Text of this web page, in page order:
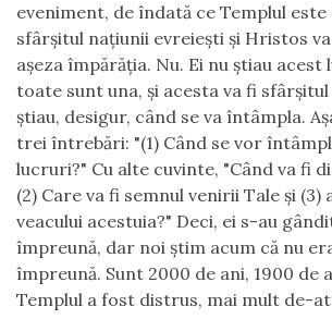
eveniment, de îndată ce Templul
sfârşitul naţiunii evreieşti şi Hristos va
aşeza împărăţia. Nu. Ei nu ştiau acest
toate sunt una, şi acesta va fi sfârşitul
ştiau, desigur, când se va întâmpla.
trei întrebări: "(1) Când se vor
lucruri?" Cu alte cuvinte, "Când va fi
(2) Care va fi semnul venirii Tale şi (3)
veacului acestuia?" Deci, ei s-au
împreună, dar noi ştim acum că nu
împreună. Sunt 2000 de ani, 1900 de
Templul a fost distrus, mai mult de-